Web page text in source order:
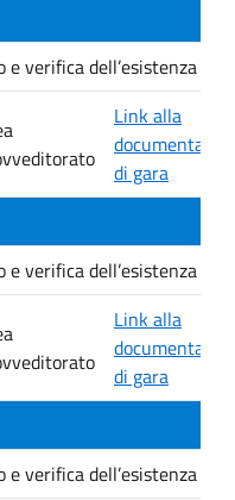
e verifica dell’esistenza
Link alla
di gara
e verifica dell’esistenza
Link alla
di gara
e verifica dell’esistenza